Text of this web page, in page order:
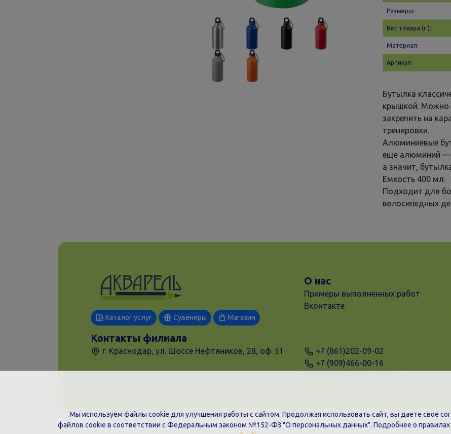
Размеры:
Вес товара (г.):
Материал:
Артикул:
Бутылка
крышкой. Можно
закрепить на
тренировки.
Алюминиевые
еще алюминий —
а значит,
Емкость 400 мл.
Подходит для
велосипедных
Каталог услуг Сувениры Магазин
О нас
Примеры выполненных работ
Вконтакте
Контакты филиала
г. Краснодар, ул. Шоссе Нефтяников, 28, оф. 51
+7 (861)202-09-02
+7 (909)466-00-16
Мы используем файлы cookie для улучшения работы с сайтом. Продолжая использовать сайт, вы даете свое
файлов cookie в соответствии с Федеральным законом №152-ФЗ "О персональных данных". Подробнее о правилах